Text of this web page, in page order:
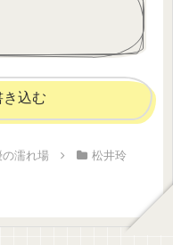
き込む
の濡れ場
松井玲